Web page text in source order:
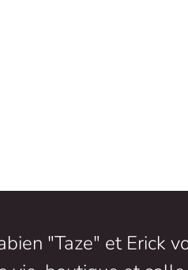
"Taze" et Erick